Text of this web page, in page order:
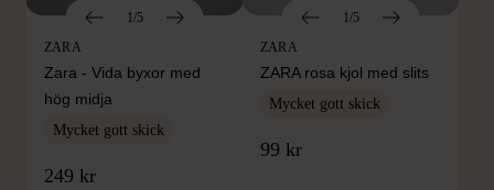
1/5
ZARA
Zara - Vida byxor med
hög midja
Mycket gott skick
249 kr
1/5
ZARA
ZARA rosa kjol med slits
Mycket gott skick
99 kr